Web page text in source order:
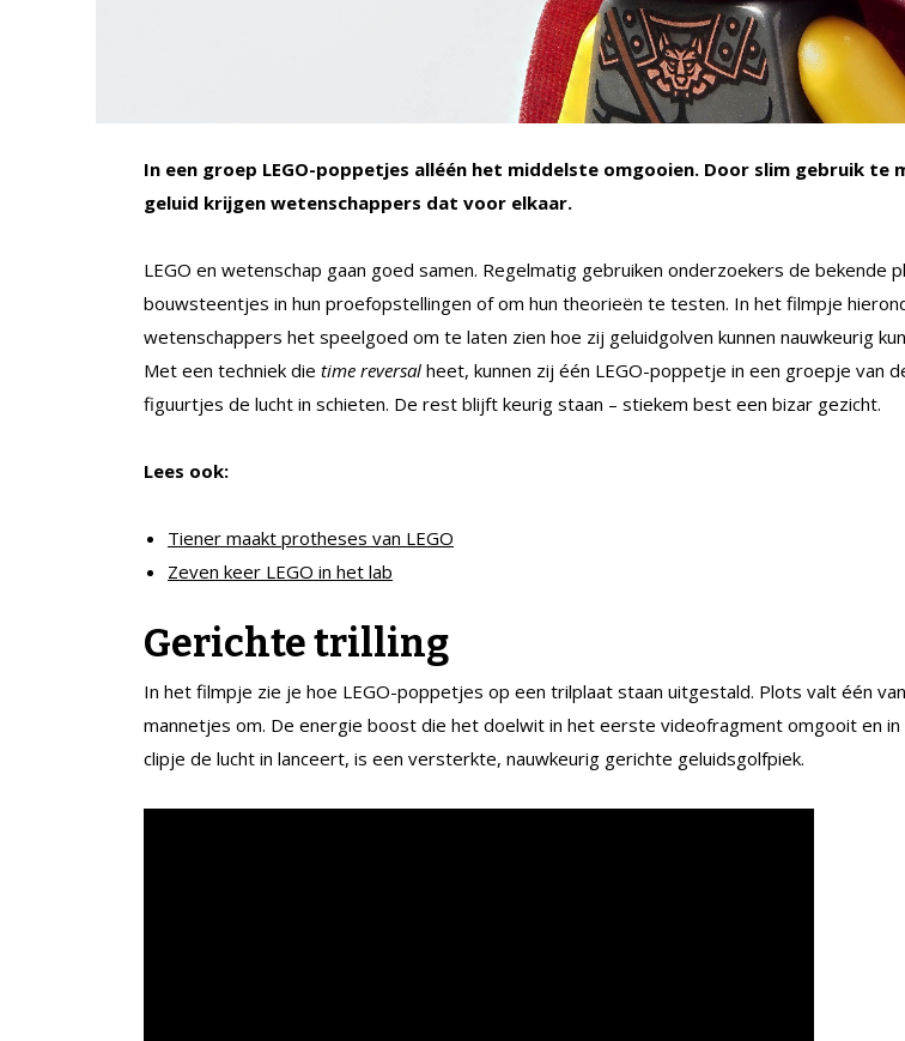
In een groep LEGO-poppetjes alléén het middelste omgooien. Door slim gebruik te
geluid krijgen wetenschappers dat voor elkaar.
LEGO en wetenschap gaan goed samen. Regelmatig gebruiken onderzoekers de bekende
bouwsteentjes in hun proefopstellingen of om hun theorieën te testen. In het filmpje
wetenschappers het speelgoed om te laten zien hoe zij geluidgolven kunnen nauwkeurig
Met een techniek die time reversal heet, kunnen zij één LEGO-poppetje in een groepje van
figuurtjes de lucht in schieten. De rest blijft keurig staan – stiekem best een bizar gezicht.
Lees ook:
Tiener maakt protheses van LEGO
Zeven keer LEGO in het lab
Gerichte trilling
In het filmpje zie je hoe LEGO-poppetjes op een trilplaat staan uitgestald. Plots valt één
mannetjes om. De energie boost die het doelwit in het eerste videofragment omgooit en
clipje de lucht in lanceert, is een versterkte, nauwkeurig gerichte geluidsgolfpiek.